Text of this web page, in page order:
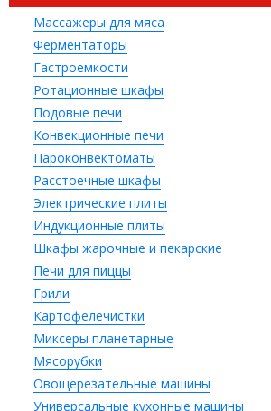
Массажеры для мяса
Ферментаторы
Гастроемкости
Ротационные шкафы
Подовые печи
Конвекционные печи
Пароконвектоматы
Расстоечные шкафы
Электрические плиты
Индукционные плиты
Шкафы жарочные и пекарские
Печи для пиццы
Грили
Картофелечистки
Миксеры планетарные
Мясорубки
Овощерезательные машины
Универсальные кухонные машины